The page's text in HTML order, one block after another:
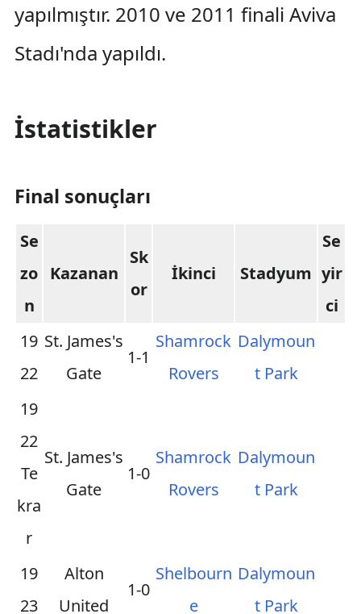
yapılmıştır. 2010 ve 2011 finali Aviva
Stadı'nda yapıldı.
İstatistikler
Final sonuçları
Se
zo
n
Kazanan
Sk
or
İkinci Stadyum
Se
yir
ci
19
22
St. James's
Gate
1-1
Shamrock
Rovers
Dalymoun
t Park
19
22
Te
kra
r
St. James's
Gate
1-0
Shamrock
Rovers
Dalymoun
t Park
19
23
Alton
United
1-0
Shelbourn
e
Dalymoun
t Park